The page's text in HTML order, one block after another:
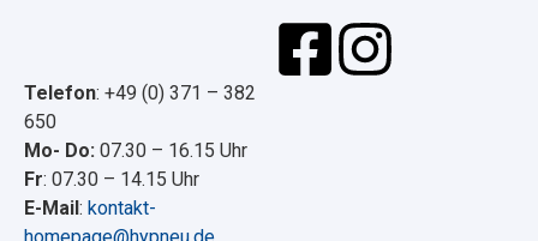
Telefon: +49 (0) 371 – 382
650
Mo- Do: 07.30 – 16.15 Uhr
Fr: 07.30 – 14.15 Uhr
E-Mail: kontakt-
homepage@hypneu.de